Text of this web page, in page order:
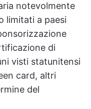
notevolmente
limitati a paesi
di
visti statunitensi
card, altri
del